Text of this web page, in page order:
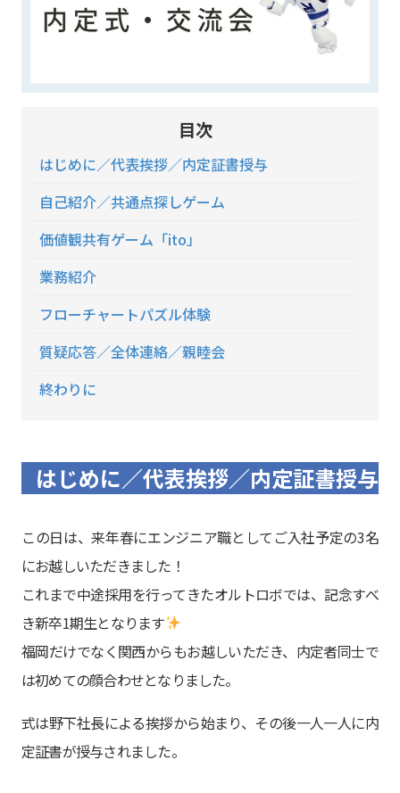
目次
はじめに／代表挨拶／内定証書授与
自己紹介／共通点探しゲーム
価値観共有ゲーム「ito」
業務紹介
フローチャートパズル体験
質疑応答／全体連絡／親睦会
終わりに
はじめに／代表挨拶／内定証書授与
この日は、来年春にエンジニア職としてご入社予定の3名
にお越しいただきました！
これまで中途採用を行ってきたオルトロボでは、記念すべ
き新卒1期生となります
福岡だけでなく関西からもお越しいただき、内定者同士で
は初めての顔合わせとなりました。
式は野下社長による挨拶から始まり、その後一人一人に内
定証書が授与されました。